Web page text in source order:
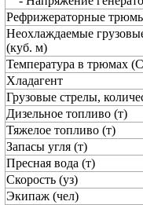
Рефрижераторные
Неохлаждаемые
(куб. м)
Температура в трюмах
Хладагент
Грузовые стрелы,
Дизельное топливо (т)
Тяжелое топливо (т)
Запасы угля (т)
Пресная вода (т)
Скорость (уз)
Экипаж (чел)